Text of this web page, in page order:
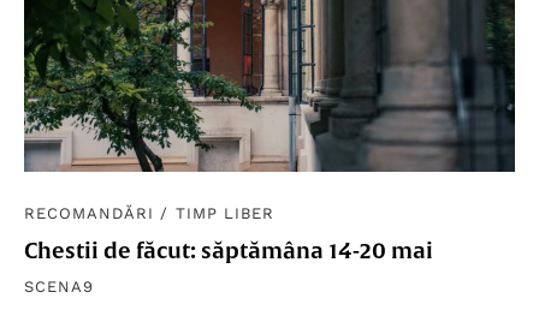
RECOMANDĂRI / TIMP LIBER
Chestii de făcut: săptămâna 14-20 mai
SCENA9